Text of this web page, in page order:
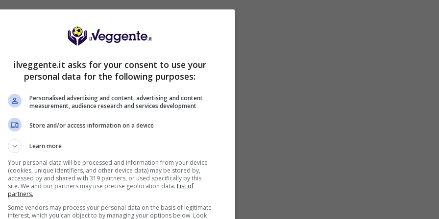
seguito da Takaaki Nakagami e Alex
SPORTBET: 100€ SUBITO
deposito + fino a 50€ di
rimborso
sport + fino a 50€ di bonus
200€
VERIFICA
Informazioni
GOLDBET: 2.050€
2050€ sport e casino
100% fino a 2.000€ in Bonus
del primo deposito fino a 50€
2050€
VERIFICA
ilveggente.it asks for your consent to use your
personal data for the following purposes:
Personalised advertising and content, advertising and content
measurement, audience research and services development
Store and/or access information on a device
Learn more
Your personal data will be processed and information from your device
(cookies, unique identifiers, and other device data) may be stored by,
accessed by and shared with 319 partners, or used specifically by this
site. We and our partners may use precise geolocation data. List of
partners.
Some vendors may process your personal data on the basis of legitimate
interest, which you can object to by managing your options below. Look